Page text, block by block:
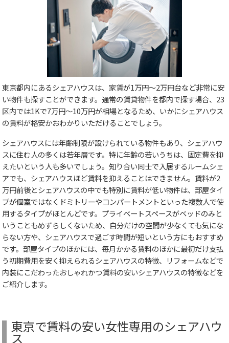
東京都内にあるシェアハウスは、家賃が1万円～2万円台など非常に安
い物件も探すことができます。通常の賃貸物件を都内で探す場合、23
区内では1Kで7万円～10万円が相場となるため、いかにシェアハウス
の賃料が格安かおわかりいただけることでしょう。
シェアハウスには年齢制限が設けられている物件もあり、シェアハウ
スに住む人の多くは若年層です。特に年齢の若いうちは、固定費を抑
えたいという人も多いでしょう。知り合い同士で入居するルームシェ
アでも、シェアハウスほど賃料を抑えることはできません。賃料が2
万円前後とシェアハウスの中でも特別に賃料が低い物件は、部屋タイ
プが個室ではなくドミトリーやコンパートメントといった複数人で使
用するタイプがほとんどです。プライベートスペースがベッドのみと
いうこともめずらしくないため、自分だけの空間が少なくても気にな
らない方や、シェアハウスで過ごす時間が短いという方にもおすすめ
です。部屋タイプのほかには、毎月かかる賃料のほかに最初だけ支払
う初期費用を安く抑えられるシェアハウスの特徴、リフォームなどで
内装にこだわったおしゃれかつ賃料の安いシェアハウスの特徴などを
ご紹介します。
東京で賃料の安い女性専用のシェアハウ
ス